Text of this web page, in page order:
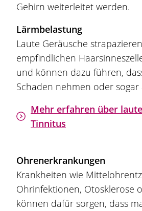
Gehirn weiterleitet werden.
Lärmbelastung
Laute Geräusche
empfindlichen
und können dazu führen,
Schaden nehmen oder sogar
Mehr erfahren über
Tinnitus
Ohrenerkrankungen
Krankheiten wie
Ohrinfektionen, Otosklerose
können dafür sorgen, dass